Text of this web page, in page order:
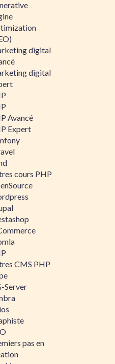
digital
digital
Avancé
Expert
cours PHP
CMS PHP
Server
pas en